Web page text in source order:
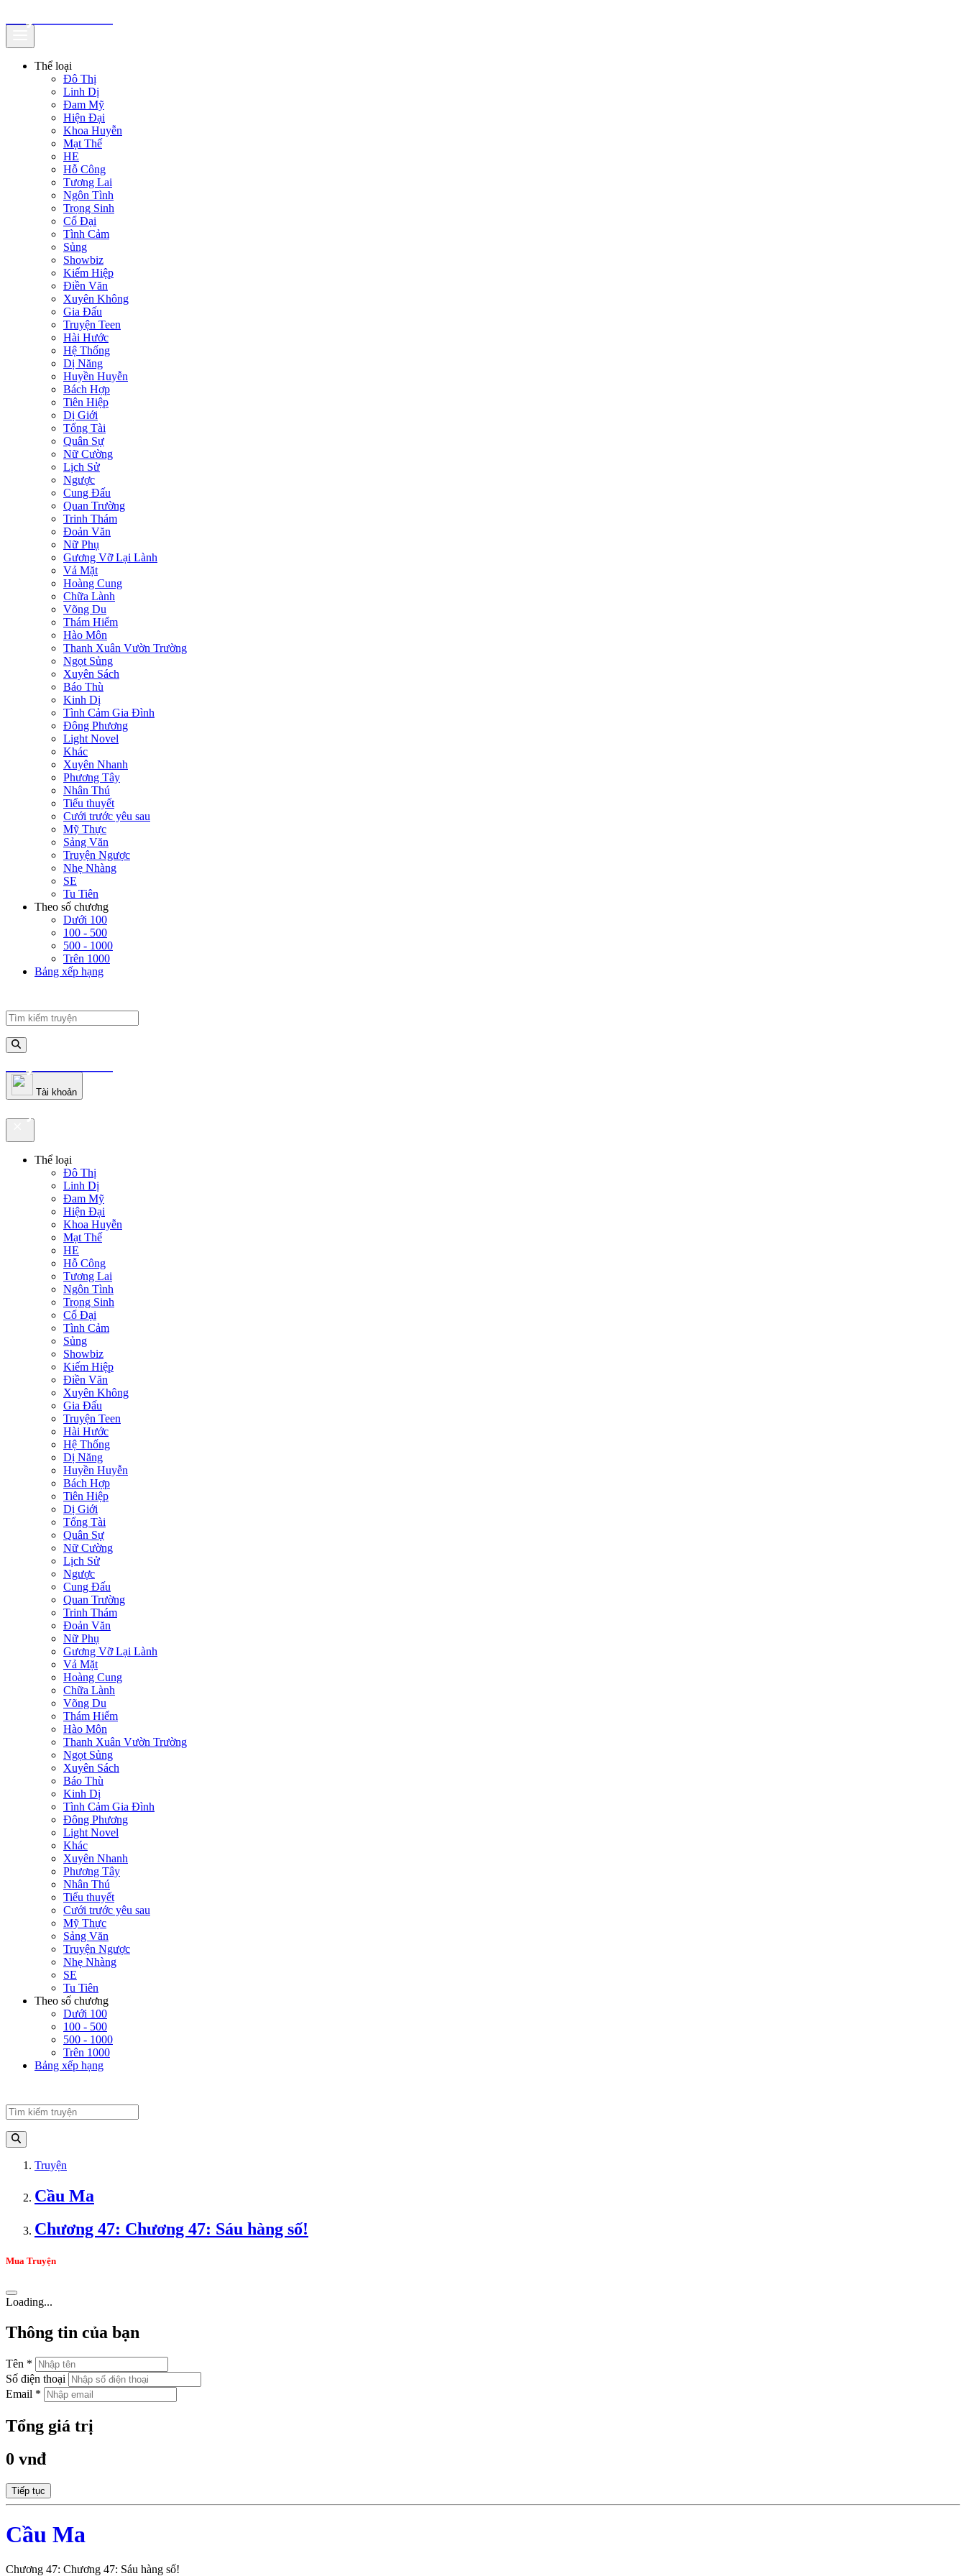
Thể loại
Đô Thị
Linh Dị
Đam Mỹ
Hiện Đại
Khoa Huyễn
Mạt Thế
HE
Hỗ Công
Tương Lai
Ngôn Tình
Trọng Sinh
Cổ Đại
Tình Cảm
Sủng
Showbiz
Kiếm Hiệp
Điền Văn
Xuyên Không
Gia Đấu
Truyện Teen
Hài Hước
Hệ Thống
Dị Năng
Huyền Huyễn
Bách Hợp
Tiên Hiệp
Dị Giới
Tổng Tài
Quân Sự
Nữ Cường
Lịch Sử
Ngược
Cung Đấu
Quan Trường
Trinh Thám
Đoản Văn
Nữ Phụ
Gương Vỡ Lại Lành
Vả Mặt
Hoàng Cung
Chữa Lành
Võng Du
Thám Hiểm
Hào Môn
Thanh Xuân Vườn Trường
Ngọt Sủng
Xuyên Sách
Báo Thù
Kinh Dị
Tình Cảm Gia Đình
Đông Phương
Light Novel
Khác
Xuyên Nhanh
Phương Tây
Nhân Thú
Tiểu thuyết
Cưới trước yêu sau
Mỹ Thực
Sảng Văn
Truyện Ngược
Nhẹ Nhàng
SE
Tu Tiên
Theo số chương
Dưới 100
100 - 500
500 - 1000
Trên 1000
Bảng xếp hạng
truyenfullz.com
Tài khoản
truyenfullz.com
Thể loại
Đô Thị
Linh Dị
Đam Mỹ
Hiện Đại
Khoa Huyễn
Mạt Thế
HE
Hỗ Công
Tương Lai
Ngôn Tình
Trọng Sinh
Cổ Đại
Tình Cảm
Sủng
Showbiz
Kiếm Hiệp
Điền Văn
Xuyên Không
Gia Đấu
Truyện Teen
Hài Hước
Hệ Thống
Dị Năng
Huyền Huyễn
Bách Hợp
Tiên Hiệp
Dị Giới
Tổng Tài
Quân Sự
Nữ Cường
Lịch Sử
Ngược
Cung Đấu
Quan Trường
Trinh Thám
Đoản Văn
Nữ Phụ
Gương Vỡ Lại Lành
Vả Mặt
Hoàng Cung
Chữa Lành
Võng Du
Thám Hiểm
Hào Môn
Thanh Xuân Vườn Trường
Ngọt Sủng
Xuyên Sách
Báo Thù
Kinh Dị
Tình Cảm Gia Đình
Đông Phương
Light Novel
Khác
Xuyên Nhanh
Phương Tây
Nhân Thú
Tiểu thuyết
Cưới trước yêu sau
Mỹ Thực
Sảng Văn
Truyện Ngược
Nhẹ Nhàng
SE
Tu Tiên
Theo số chương
Dưới 100
100 - 500
500 - 1000
Trên 1000
Bảng xếp hạng
Truyện
Cầu Ma
Chương 47: Chương 47: Sáu hàng số!
Mua Truyện
Loading...
Thông tin của bạn
Tên *
Số điện thoại
Email *
Tổng giá trị
0 vnđ
Tiếp tục
Cầu Ma
Chương 47: Chương 47: Sáu hàng số!